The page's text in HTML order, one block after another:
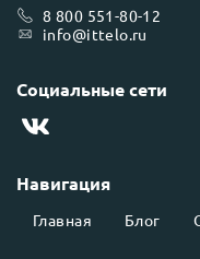
Навигация
Главная Блог
8 800 551-80-12
info@ittelo.ru
Социальные сети